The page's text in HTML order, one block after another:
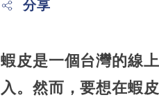
分享
蝦皮是一個台灣的線
入。然而，要想在蝦